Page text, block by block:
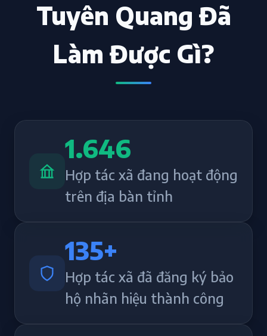
Tuyên Quang Đã
Làm Được Gì?
1.646
Hợp tác xã đang hoạt động
trên địa bàn tỉnh
135+
Hợp tác xã đã đăng ký bảo
hộ nhãn hiệu thành công